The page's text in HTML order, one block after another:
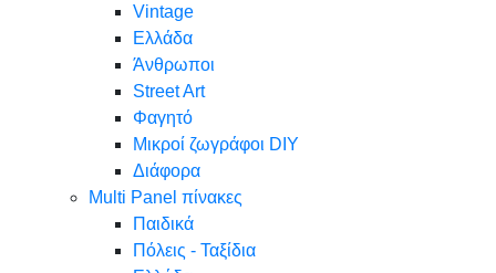
Vintage
Ελλάδα
Άνθρωποι
Street Art
Φαγητό
Μικροί ζωγράφοι DIY
Διάφορα
Multi Panel πίνακες
Παιδικά
Πόλεις - Ταξίδια